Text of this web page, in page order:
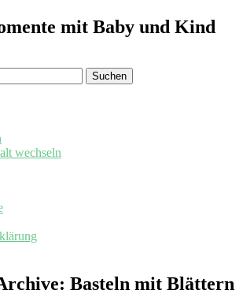
mit Baby und Kind
wechseln
Basteln mit Blättern